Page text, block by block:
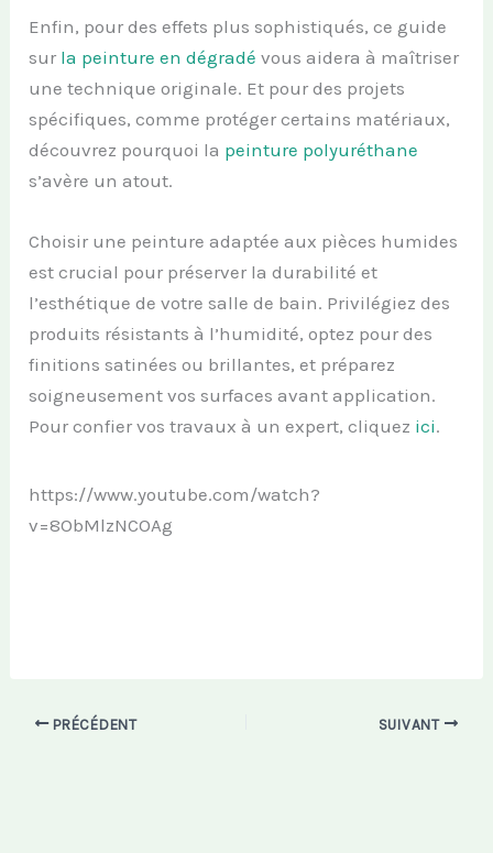
Enfin, pour des effets plus sophistiqués, ce guide
sur la peinture en dégradé vous aidera à maîtriser
une technique originale. Et pour des projets
spécifiques, comme protéger certains matériaux,
découvrez pourquoi la peinture polyuréthane
s’avère un atout.
Choisir une peinture adaptée aux pièces humides
est crucial pour préserver la durabilité et
l’esthétique de votre salle de bain. Privilégiez des
produits résistants à l’humidité, optez pour des
finitions satinées ou brillantes, et préparez
soigneusement vos surfaces avant application.
Pour confier vos travaux à un expert, cliquez ici.
https://www.youtube.com/watch?
v=8ObMlzNCOAg
PRÉCÉDENT SUIVANT